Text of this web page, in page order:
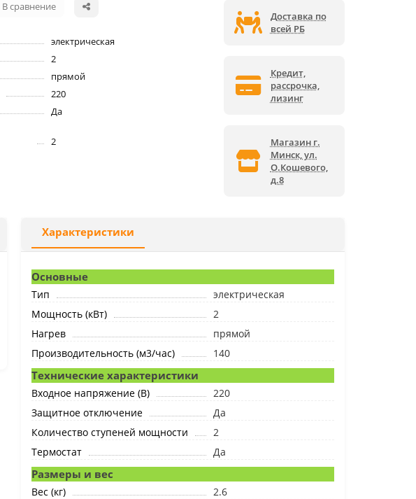
В сравнение
электрическая
2
прямой
220
Да
2
Доставка по
всей РБ
Кредит,
рассрочка,
лизинг
Магазин г.
Минск, ул.
О.Кошевого,
д.8
Характеристики
Основные
Тип
электрическая
Мощность (кВт)
2
Нагрев
прямой
Производительность (м3/час)
140
Технические характеристики
Входное напряжение (В)
220
Защитное отключение
Да
Количество ступеней мощности
2
Термостат
Да
Размеры и вес
Вес (кг)
2.6